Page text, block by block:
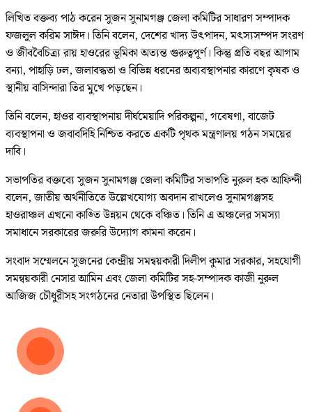
লিখিত বক্তব্য পাঠ করেন সুজন সুনামগঞ্জ জেলা কমিটির সাধারণ সম্পাদক
ফজলুল করিম সাঈদ। তিনি বলেন, দেশের খাদ্য উৎপাদন, মৎস্যসম্পদ সংরণ
ও জীববৈচিত্র্য রায় হাওরের ভূমিকা অত্যন্ত গুরুত্বপূর্ণ। কিন্তু প্রতি বছর আগাম
বন্যা, পাহাড়ি ঢল, জলাবদ্ধতা ও বিভিন্ন ধরনের অব্যবস্থাপনার কারণে কৃষক ও
স্থানীয় বাসিন্দারা তির মুখে পড়ছেন।
তিনি বলেন, হাওর ব্যবস্থাপনায় দীর্ঘমেয়াদি পরিকল্পনা, গবেষণা, বাজেট
ব্যবস্থাপনা ও জবাবদিহি নিশ্চিত করতে একটি পৃথক মন্ত্রণালয় গঠন সময়ের
দাবি।
সভাপতির বক্তব্যে সুজন সুনামগঞ্জ জেলা কমিটির সভাপতি নুরুল হক আফিন্দী
বলেন, জাতীয় অর্থনীতিতে উল্লেখযোগ্য অবদান রাখলেও সুনামগঞ্জসহ
হাওরাঞ্চল এখনো কাঙ্তি উন্নয়ন থেকে বঞ্চিত। তিনি এ অঞ্চলের সমস্যা
সমাধানে সরকারের জরুরি উদ্যোগ কামনা করেন।
সংবাদ সম্মেলনে সুজনের কেন্দ্রীয় সমন্বয়কারী দিলীপ কুমার সরকার, সহযোগী
সমন্বয়কারী নেসার আমিন এবং জেলা কমিটির সহ-সম্পাদক কাজী নুরুল
আজিজ চৌধুরীসহ সংগঠনের নেতারা উপস্থিত ছিলেন।